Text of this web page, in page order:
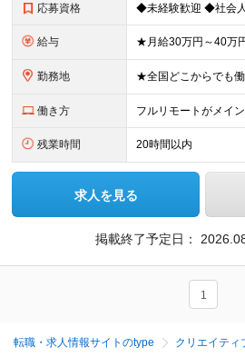
応募資格
給与
勤務地
働き方 フルリモートがメイン
残業時間 20時間以内
求人を見る
掲載終了予定日：
1
転職・求人情報サイトのtype クリエイティ